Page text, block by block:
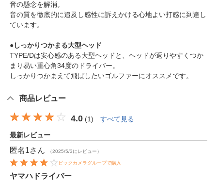
音の懸念を解消。
音の質を徹底的に追及し感性に訴えかける心地よい打感に到達し
ています。
●しっかりつかまる大型ヘッド
TYPE/Dは安心感のある大型ヘッドと、ヘッドが返りやすくつか
まり易い重心角34度のドライバー。
しっかりつかまえて飛ばしたいゴルファーにオススメです。
商品レビュー
4.0 (1) すべて見る
最新レビュー
匿名1さん （2025/5/3にレビュー）
ビックカメラグループで購入
ヤマハドライバー